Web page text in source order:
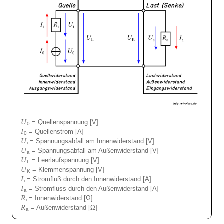
U0 = Quellenspannung [V]
I0 = Quellenstrom [A]
Ui = Spannungsabfall am Innenwiderstand [V]
Ua = Spannungsabfall am Außenwiderstand [V]
UL = Leerlaufspannung [V]
UK = Klemmenspannung [V]
Ii = Stromfluß durch den Innenwiderstand [A]
Ia = Stromfluss durch den Außenwiderstand [A]
Ri = Innenwiderstand [Ω]
Ra = Außenwiderstand [Ω]